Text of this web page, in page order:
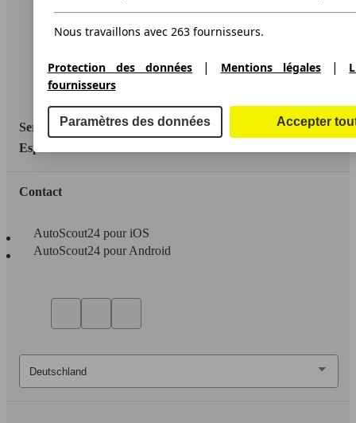
Conditions d'utilisation
Informations légales
Protection des données
Accessibility Statement
Service
Espace Pro
Contact
AutoScout24 pour iOS
AutoScout24 pour Android
Nous travaillons avec 263 fournisseurs.
Protection des données | Mentions légales|
fournisseurs
Paramètres des données Accepter